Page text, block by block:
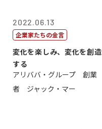
2022.06.13
企業家たちの金言
変化を楽しみ、変化を創造
する
アリババ・グループ 創業
者 ジャック・マー